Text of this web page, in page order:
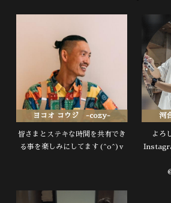
ヨコオ コウジ -cozy-
皆さまとステキな時間を共有でき
る事を楽しみにしてます(^o^)v
河
よろ